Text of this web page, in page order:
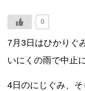
0
7月3日はひかりぐ
いにくの雨で中止
4日のにじぐみ、